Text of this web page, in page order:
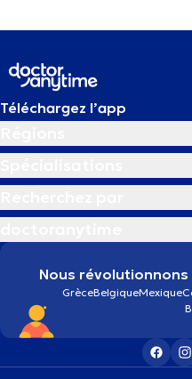
Téléchargez l’app
Nous
GrèceBelgiqueMexique